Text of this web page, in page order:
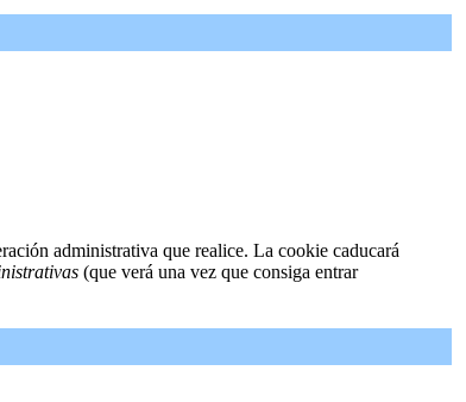
administrativa que realice. La cookie caducará
(que verá una vez que consiga entrar